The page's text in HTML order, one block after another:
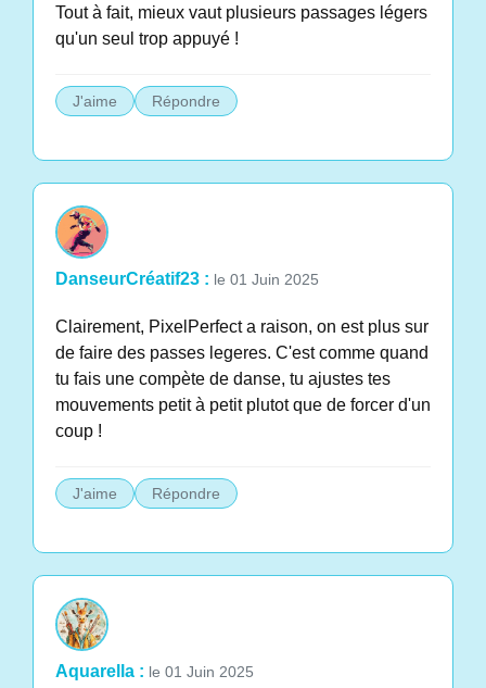
Tout à fait, mieux vaut plusieurs passages légers
qu'un seul trop appuyé !
J'aime Répondre
DanseurCréatif23 : le 01 Juin 2025
Clairement, PixelPerfect a raison, on est plus sur
de faire des passes legeres. C'est comme quand
tu fais une compète de danse, tu ajustes tes
mouvements petit à petit plutot que de forcer d'un
coup !
J'aime Répondre
Aquarella : le 01 Juin 2025